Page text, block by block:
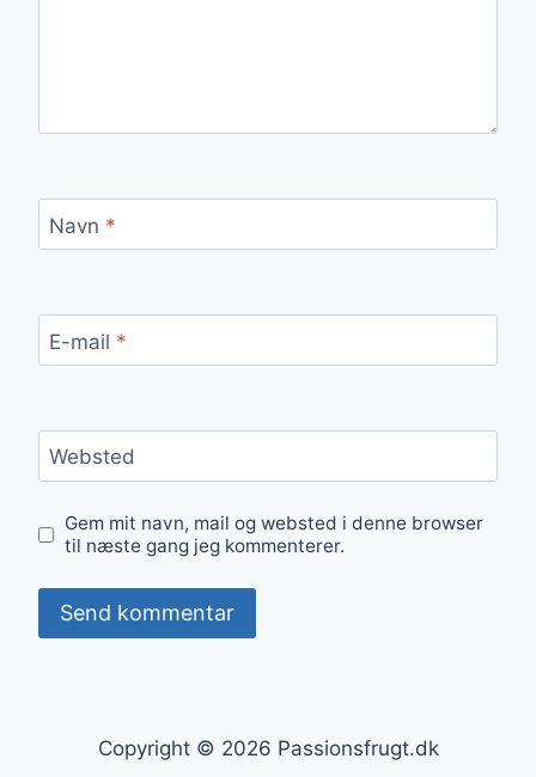
Navn *
E-mail *
Websted
Gem mit navn, mail og websted i denne browser
til næste gang jeg kommenterer.
Copyright © 2026 Passionsfrugt.dk